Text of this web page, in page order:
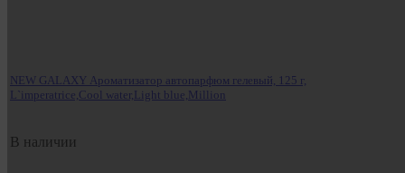
NEW GALAXY Ароматизатор автопарфюм гелевый, 125 г,
L`imperatrice,Cool water,Light blue,Million
В наличии